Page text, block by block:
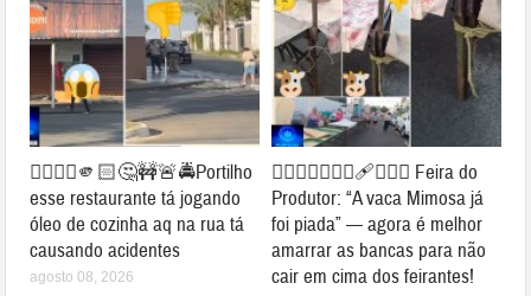
👉🏻👎🏻🫵🏻🤔🚧🚨🚔Portilho
esse restaurante tá jogando
óleo de cozinha aq na rua tá
causando acidentes
agosto 08, 2026
👉🏻🐮⛺🚧👎🏻🩹🤔🐄⛺ Feira do
Produtor: “A vaca Mimosa já
foi piada” — agora é melhor
amarrar as bancas para não
cair em cima dos feirantes!